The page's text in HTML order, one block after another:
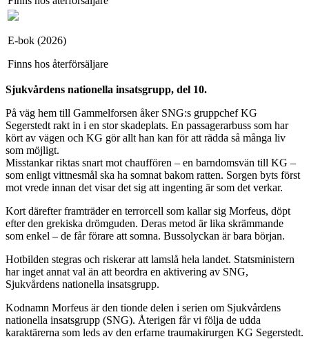
E-bok (2026)
Finns hos återförsäljare
Sjukvårdens nationella insatsgrupp, del 10.
På väg hem till Gammelforsen åker SNG:s gruppchef KG
Segerstedt rakt in i en stor skadeplats. En passagerarbuss som har
kört av vägen och KG gör allt han kan för att rädda så många liv
som möjligt.
Misstankar riktas snart mot chauffören – en barndomsvän till KG –
som enligt vittnesmål ska ha somnat bakom ratten. Sorgen byts först
mot vrede innan det visar det sig att ingenting är som det verkar.
Kort därefter framträder en terrorcell som kallar sig Morfeus, döpt
efter den grekiska drömguden. Deras metod är lika skrämmande
som enkel – de får förare att somna. Bussolyckan är bara början.
Hotbilden stegras och riskerar att lamslå hela landet. Statsministern
har inget annat val än att beordra en aktivering av SNG,
Sjukvårdens nationella insatsgrupp.
Kodnamn Morfeus är den tionde delen i serien om Sjukvårdens
nationella insatsgrupp (SNG). Återigen får vi följa de udda
karaktärerna som leds av den erfarne traumakirurgen KG Segerstedt.